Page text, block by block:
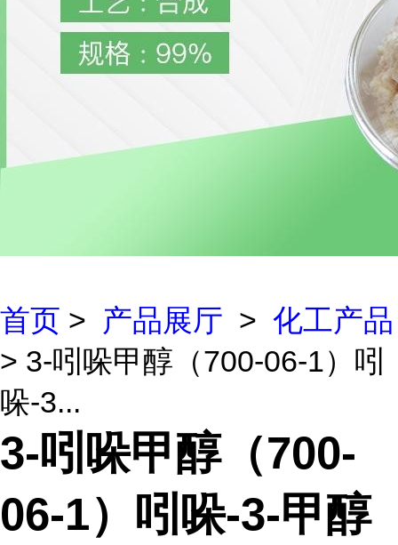
首页 > 产品展厅 > 化工产品
> 3-吲哚甲醇（700-06-1）吲
哚-3...
3-吲哚甲醇（700-
06-1）吲哚-3-甲醇